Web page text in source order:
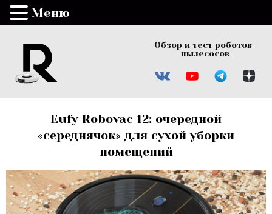
Обзор и тест роботов-
пылесосов
Eufy Robovac 12: очередной
«середнячок» для сухой уборки
помещений
Меню